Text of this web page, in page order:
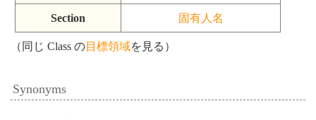
Section 固有人名
（同じ Class の目標領域を見る）
Synonyms